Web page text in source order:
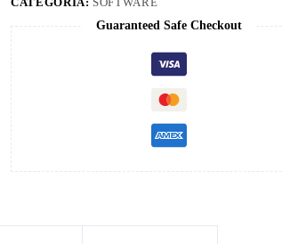
Guaranteed Safe Checkout